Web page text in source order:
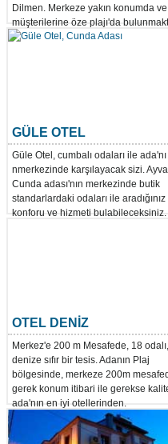
Dilmen. Merkeze yakın konumda
müşterilerine öze plajı'da
GÜLE OTEL
Güle Otel, cumbalı odaları ile ada'nı
nmerkezinde karşılayacak sizi.
Cunda adası'nın merkezinde butik
standarlardaki odaları ile aradığınız
konforu ve hizmeti bulabileceksiniz.
OTEL DENİZ
Merkez'e 200 m Mesafede, 18 odalı,
denize sıfır bir tesis. Adanın Plaj
bölgesinde, merkeze 200m
gerek konum itibari ile gerekse
ada'nın en iyi otellerinden.